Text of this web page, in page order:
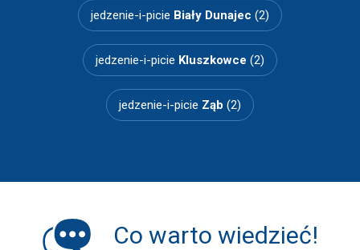
jedzenie-i-picie Biały Dunajec (2)
jedzenie-i-picie Kluszkowce (2)
jedzenie-i-picie Ząb (2)
Co warto wiedzieć!